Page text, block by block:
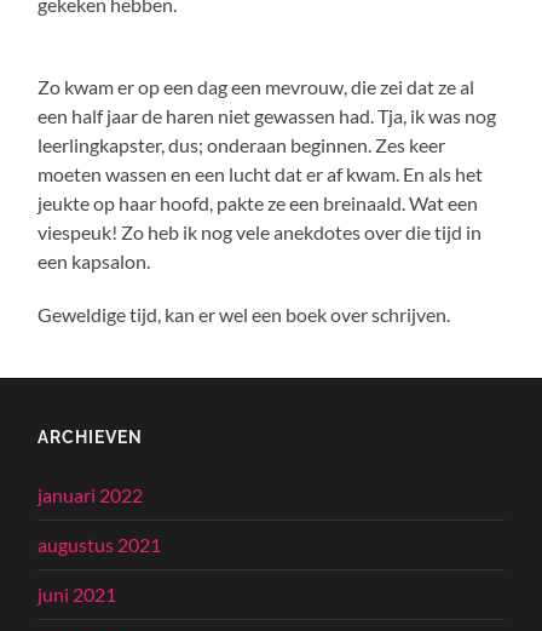
gekeken hebben.
Zo kwam er op een dag een mevrouw, die zei dat ze al
een half jaar de haren niet gewassen had. Tja, ik was nog
leerlingkapster, dus; onderaan beginnen. Zes keer
moeten wassen en een lucht dat er af kwam. En als het
jeukte op haar hoofd, pakte ze een breinaald. Wat een
viespeuk! Zo heb ik nog vele anekdotes over die tijd in
een kapsalon.
Geweldige tijd, kan er wel een boek over schrijven.
ARCHIEVEN
januari 2022
augustus 2021
juni 2021